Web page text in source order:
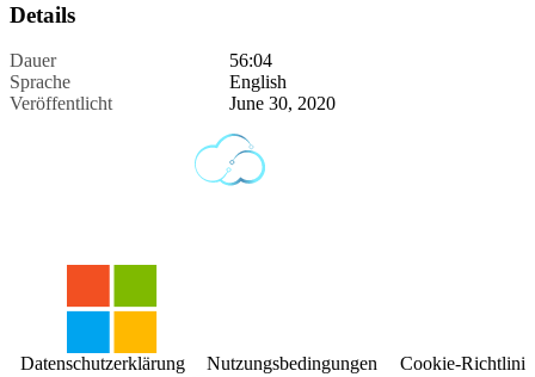
Details
Dauer
56:04
Sprache
English
Veröffentlicht
June 30, 2020
Datenschutzerklärung Nutzungsbedingungen Cookie-Richtlinie